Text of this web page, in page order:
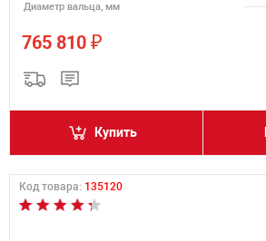
Диаметр вальца, мм
765 810 ₽
Купить
Код товара: 135120